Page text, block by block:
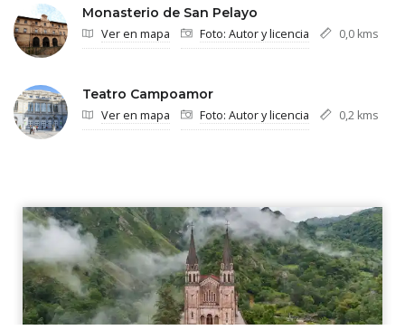
Monasterio de San Pelayo
Ver en mapa Foto: Autor y licencia 0,0 kms
Teatro Campoamor
Ver en mapa Foto: Autor y licencia 0,2 kms